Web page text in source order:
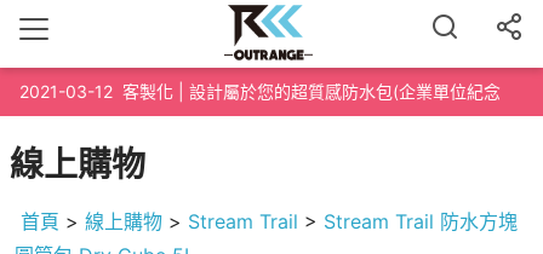
2021-03-12 客製化 | 設計屬於您的超質感防水包(企業單位紀念
線上購物
首頁 > 線上購物 > Stream Trail > Stream Trail 防水方塊